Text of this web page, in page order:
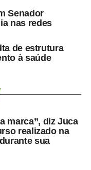
os candidatos.
Senador
nas redes
de estrutura
à saúde
marca”, diz Juca
realizado na
sua